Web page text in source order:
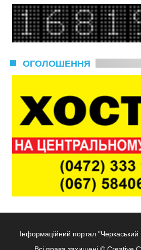
ОГОЛОШЕННЯ
Інформаційний портал